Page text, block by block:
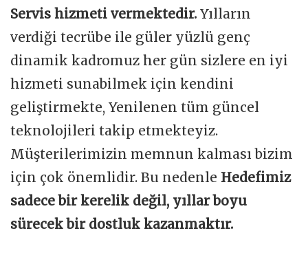
Servis hizmeti vermektedir. Yılların
verdiği tecrübe ile güler yüzlü genç
dinamik kadromuz her gün sizlere en iyi
hizmeti sunabilmek için kendini
geliştirmekte, Yenilenen tüm güncel
teknolojileri takip etmekteyiz.
Müşterilerimizin memnun kalması bizim
için çok önemlidir. Bu nedenle Hedefimiz
sadece bir kerelik değil, yıllar boyu
sürecek bir dostluk kazanmaktır.